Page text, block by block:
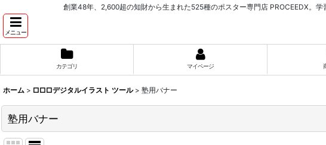
創業48年、2,600超の知財から生まれた525種のポスター専門店 PROCEEDX
メニュー
カテゴリ マイページ
ホーム > □□□デジタルイラスト ツール > 塾用バナー
塾用バナー